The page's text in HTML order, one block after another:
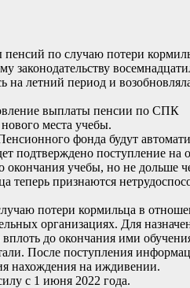
по случаю потери
летний период и
выплаты пенсии по СПК
места учебы.
фонда будут
подтверждено поступление
учебы, но не дольше
теперь признаются
потери кормильца в
организациях. Для
вплоть до окончания ими
После поступления
нахождения на иждивении.
с 1 июня 2022 года.